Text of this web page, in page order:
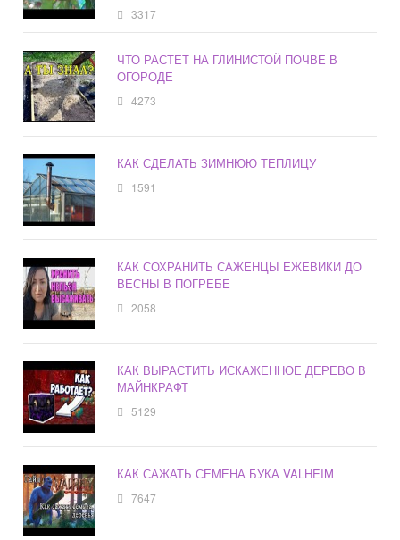
3317
ЧТО РАСТЕТ НА ГЛИНИСТОЙ ПОЧВЕ В
ОГОРОДЕ
4273
КАК СДЕЛАТЬ ЗИМНЮЮ ТЕПЛИЦУ
1591
КАК СОХРАНИТЬ САЖЕНЦЫ ЕЖЕВИКИ ДО
ВЕСНЫ В ПОГРЕБЕ
2058
КАК ВЫРАСТИТЬ ИСКАЖЕННОЕ ДЕРЕВО В
МАЙНКРАФТ
5129
КАК САЖАТЬ СЕМЕНА БУКА VALHEIM
7647